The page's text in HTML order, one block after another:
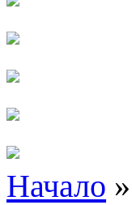
Начало »